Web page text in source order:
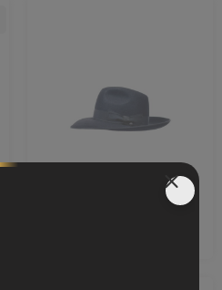
Donato Europe Narrow